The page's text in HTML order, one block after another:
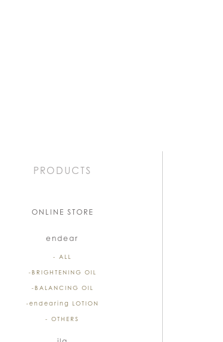
PRODUCTS
ONLINE STORE
endear
- ALL
-BRIGHTENING OIL
-BALANCING OIL
-endearing LOTION
- OTHERS